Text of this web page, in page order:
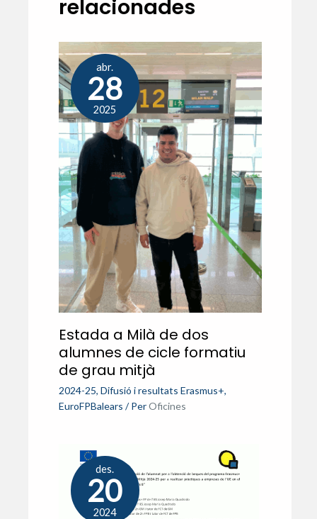
relacionades
abr.
28
2025
Estada a Milà de dos
alumnes de cicle formatiu
de grau mitjà
2024-25, Difusió i resultats Erasmus+,
EuroFPBalears / Per Oficines
des.
20
2024